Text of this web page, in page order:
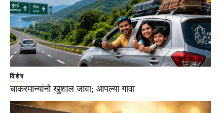
विशेष
चाकरमान्यांनो खुशाल जावा; आपल्या गावा